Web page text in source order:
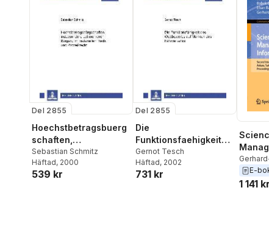
Del 2855
Hoechstbetragsbuerg
schaften,
Insbesondere Bei
Mehreren Buergen, Im
Materiellen Recht Und
Sebastian Schmitz
Häftad, 2000
539 kr
Del 2855
Die
Funktionsfaehigkeit
Des Wettbewerbs Auf
Maerkten Des
Faehrverkehrs
Gernot Tesch
Häftad, 2002
731 kr
Erfan
Babek
E-
1 141 kr